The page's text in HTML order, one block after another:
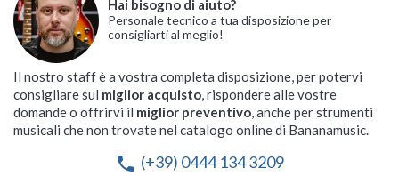
Hai bisogno di aiuto?
Personale tecnico a tua disposizione per
consigliarti al meglio!
Il nostro staff è a vostra completa disposizione, per potervi
consigliare sul miglior acquisto, rispondere alle vostre
domande o offrirvi il miglior preventivo, anche per strumenti
musicali che non trovate nel catalogo online di Bananamusic.
phone (+39) 0444 134 3209